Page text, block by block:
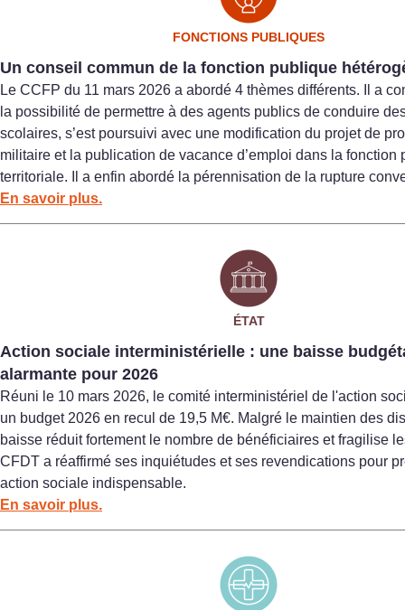
FONCTIONS PUBLIQUES
Un conseil commun de la fonction publique
Le CCFP du 11 mars 2026 a abordé 4 thèmes différents. Il a
la possibilité de permettre à des agents publics de conduire
scolaires, s’est poursuivi avec une modification du projet de
militaire et la publication de vacance d’emploi dans la fonction
territoriale. Il a enfin abordé la pérennisation de la rupture
En savoir plus.
ÉTAT
Action sociale interministérielle : une baisse
alarmante pour 2026
Réuni le 10 mars 2026, le comité interministériel de l'action
un budget 2026 en recul de 19,5 M€. Malgré le maintien des
baisse réduit fortement le nombre de bénéficiaires et fragilise
CFDT a réaffirmé ses inquiétudes et ses revendications pour
action sociale indispensable.
En savoir plus.